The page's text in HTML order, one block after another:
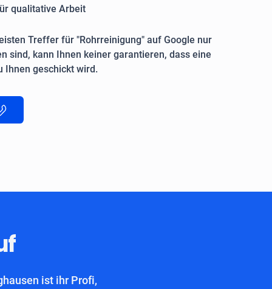
qualitative Arbeit
Treffer für "Rohrreinigung" auf Google nur
sind, kann Ihnen keiner garantieren, dass eine
Ihnen geschickt wird.
ist ihr Profi,